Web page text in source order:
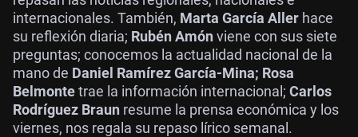
internacionales. También, Marta García Aller hace
su reflexión diaria; Rubén Amónviene con sus siete
preguntas; conocemos la actualidad nacional de la
mano de Daniel Ramírez García-Mina; Rosa
Belmontetrae la información internacional; Carlos
Rodríguez Braun resume la prensa económica y los
viernes, nos regala su repaso lírico semanal.